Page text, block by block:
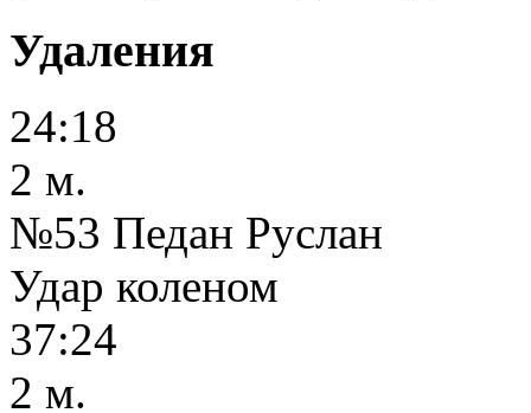
Удаления
24:18
2 м.
№53 Педан Руслан
Удар коленом
37:24
2 м.